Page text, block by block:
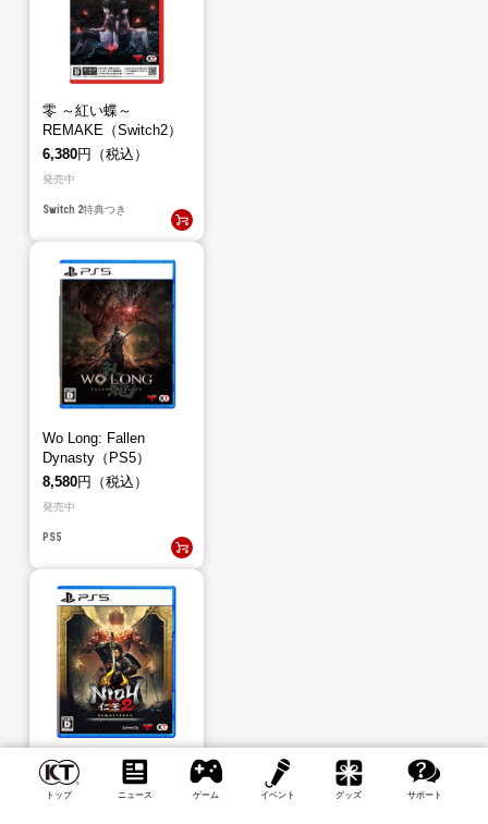
トップ ニュース ゲーム イベント グッズ サポート
零 ～紅い蝶～
REMAKE（Switch2）
6,380円（税込）
発売中
Switch 2特典つき
Wo Long: Fallen
Dynasty（PS5）
8,580円（税込）
発売中
PS5
仁王２ Remastered
Complete
Edition（PS5）